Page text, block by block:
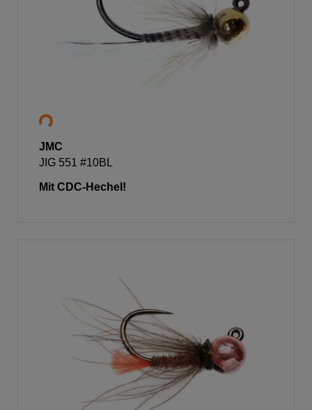
JMC
JIG 551 #10BL
Mit CDC-Hechel!